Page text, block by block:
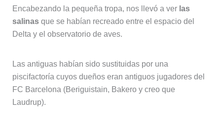
Encabezando la pequeña tropa, nos llevó a ver las
salinasque se habían recreado entre el espacio del
Delta y el observatorio de aves.
Las antiguas habían sido sustituidas por una
piscifactoría cuyos dueños eran antiguos jugadores del
FC Barcelona (Beriguistain, Bakero y creo que
Laudrup).